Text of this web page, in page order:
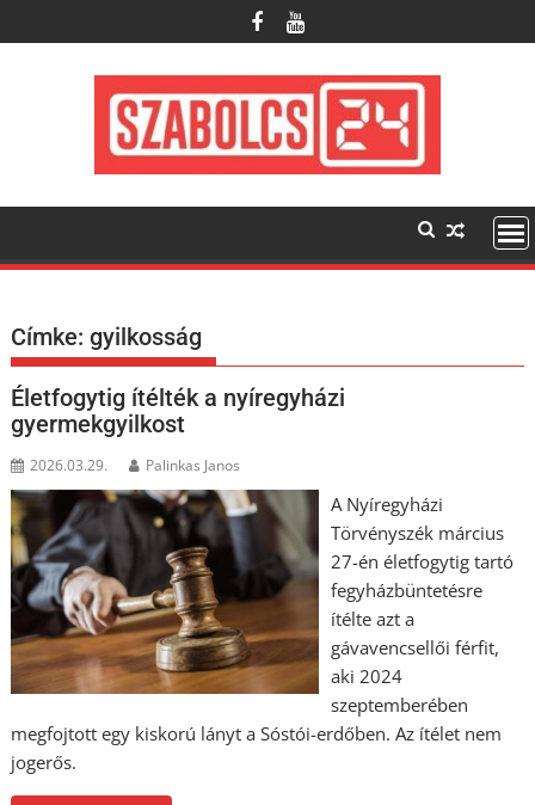
to
Címke:gyilkosság
Életfogytig ítélték a nyíregyházi
gyermekgyilkost
2026.03.29. Palinkas Janos
A Nyíregyházi
Törvényszék március
27-én életfogytig tartó
fegyházbüntetésre
ítélte azt a
gávavencsellői férfit,
aki 2024
szeptemberében
megfojtott egy kiskorú lányt a Sóstói-erdőben. Az ítélet nem
jogerős.